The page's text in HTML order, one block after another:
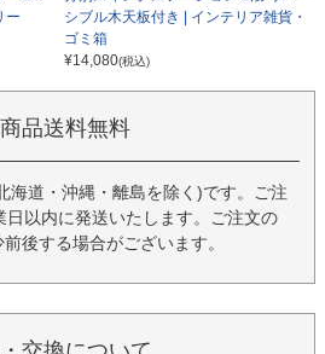
ー
シブル木天板付き | インテリア雑貨・
ゴミ箱
¥14,080(税込)
品送料無料
海道・沖縄・離島を除く)です。ご注
以内に発送いたします。ご注文の
後する場合がございます。